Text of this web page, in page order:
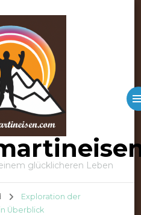
glücklicheren Leben
Exploration der
Überblick